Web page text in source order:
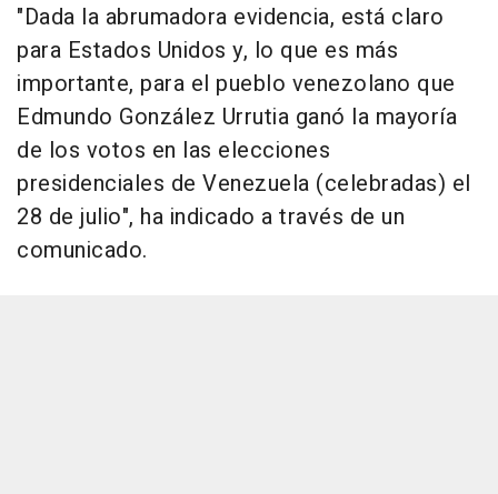
"Dada la abrumadora evidencia, está claro
para Estados Unidos y, lo que es más
importante, para el pueblo venezolano que
Edmundo González Urrutia ganó la mayoría
de los votos en las elecciones
presidenciales de Venezuela (celebradas) el
28 de julio", ha indicado a través de un
comunicado.